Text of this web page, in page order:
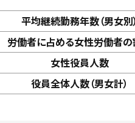
平均継続勤務年数（男女別）
労働者に占める女性労働者
女性役員人数
役員全体人数（男女計）